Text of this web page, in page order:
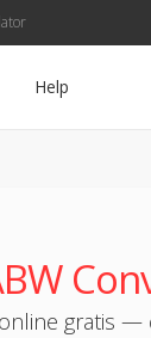
Help
online gratis